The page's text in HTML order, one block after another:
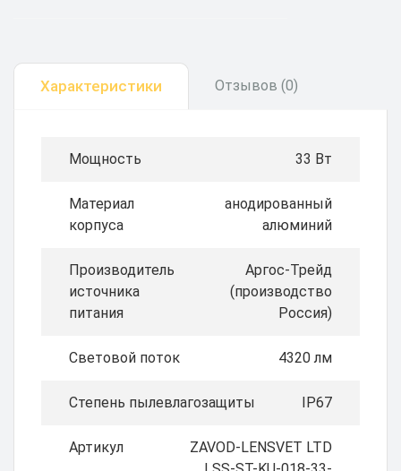
Характеристики Отзывов (0)
Мощность 33 Вт
Материал
корпуса
анодированный
алюминий
Производитель
источника
питания
Аргос-Трейд
(производство
Россия)
Световой поток 4320 лм
Степень пылевлагозащиты IP67
Артикул
ZAVOD-LENSVET LTD